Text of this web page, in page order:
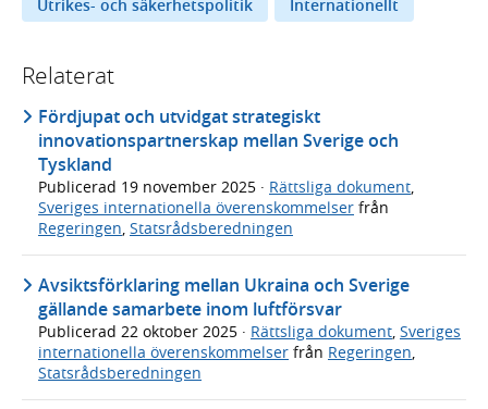
Utrikes- och säkerhetspolitik
Internationellt
Relaterat
Fördjupat och utvidgat strategiskt
innovationspartnerskap mellan Sverige och
Tyskland
Publicerad 19 november 2025 · Rättsliga dokument,
Sveriges internationella överenskommelser från
Regeringen, Statsrådsberedningen
Avsiktsförklaring mellan Ukraina och Sverige
gällande samarbete inom luftförsvar
Publicerad 22 oktober 2025 · Rättsliga dokument Sveriges
internationella överenskommelser från Regeringen
Statsrådsberedningen